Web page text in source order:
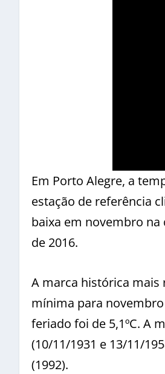
Em Porto Alegre, a
estação de referência
baixa em novembro na
de 2016.
A marca histórica mais
mínima para
feriado foi de 5,1ºC. A
(10/11/1931 e 13/11/
(1992).